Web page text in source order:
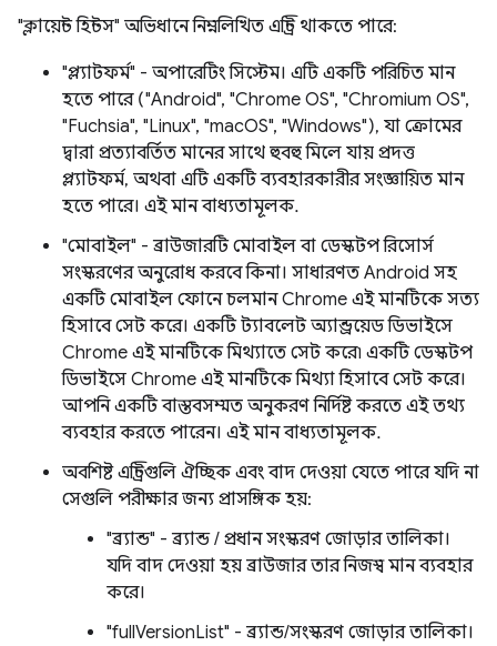
"ক্লায়েন্ট হিন্টস" অভিধানে নিম্নলিখিত এন্ট্রি থাকতে পারে:
"প্ল্যাটফর্ম" - অপারেটিং সিস্টেম। এটি একটি পরিচিত মান
হতে পারে ("Android", "Chrome OS", "Chromium OS",
"Fuchsia", "Linux", "macOS", "Windows"), যা ক্রোমের
দ্বারা প্রত্যাবর্তিত মানের সাথে হুবহু মিলে যায় প্রদত্ত
প্ল্যাটফর্ম, অথবা এটি একটি ব্যবহারকারীর সংজ্ঞায়িত মান
হতে পারে। এই মান বাধ্যতামূলক.
"মোবাইল" - ব্রাউজারটি মোবাইল বা ডেস্কটপ রিসোর্স
সংস্করণের অনুরোধ করবে কিনা। সাধারণত Android সহ
একটি মোবাইল ফোনে চলমান Chrome এই মানটিকে সত্য
হিসাবে সেট করে। একটি ট্যাবলেট অ্যান্ড্রয়েড ডিভাইসে
Chrome এই মানটিকে মিথ্যাতে সেট করে৷ একটি ডেস্কটপ
ডিভাইসে Chrome এই মানটিকে মিথ্যা হিসাবে সেট করে।
আপনি একটি বাস্তবসম্মত অনুকরণ নির্দিষ্ট করতে এই তথ্য
ব্যবহার করতে পারেন। এই মান বাধ্যতামূলক.
অবশিষ্ট এন্ট্রিগুলি ঐচ্ছিক এবং বাদ দেওয়া যেতে পারে যদি না
সেগুলি পরীক্ষার জন্য প্রাসঙ্গিক হয়:
"ব্র্যান্ড" - ব্র্যান্ড / প্রধান সংস্করণ জোড়ার তালিকা।
যদি বাদ দেওয়া হয় ব্রাউজার তার নিজস্ব মান ব্যবহার
করে।
"fullVersionList" - ব্র্যান্ড/সংস্করণ জোড়ার তালিকা।